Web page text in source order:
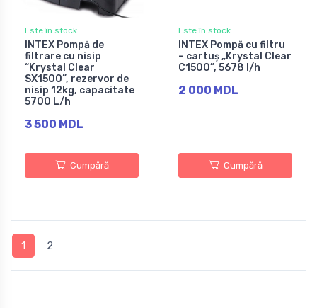
Este în stock
INTEX Pompă de
filtrare cu nisip
“Krystal Clear
SX1500”, rezervor de
nisip 12kg, capacitate
5700 L/h
3 500 MDL
Cumpără
Este în stock
INTEX Pompă cu filtru
– cartuș „Krystal Clear
C1500”, 5678 l/h
2 000 MDL
Cumpără
1 2